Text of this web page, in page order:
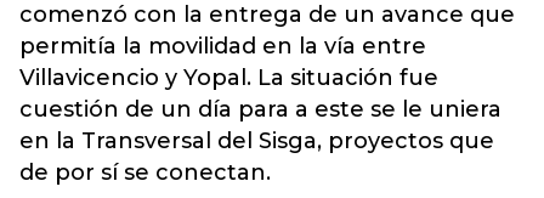
comenzó con la entrega de un avance que
permitía la movilidad en la vía entre
Villavicencio y Yopal. La situación fue
cuestión de un día para a este se le uniera
en la Transversal del Sisga, proyectos que
de por sí se conectan.